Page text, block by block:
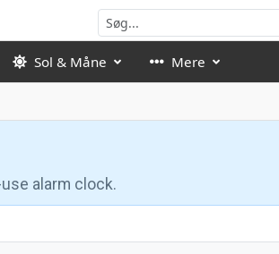
Sol & Måne Mere
alarm clock.